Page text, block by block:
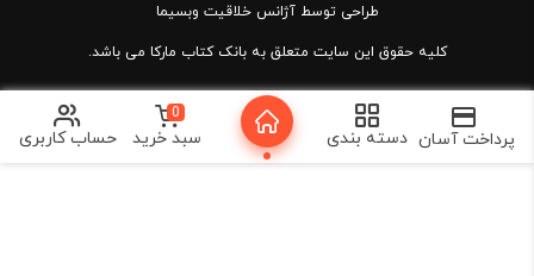
طراحی توسطآژانس خلاقیت وبسیما
کلیه حقوق این سایت متعلق به بانک کتاب مارکا می باشد.
پرداخت آسان دسته بندی
0
سبد خرید حساب کاربری